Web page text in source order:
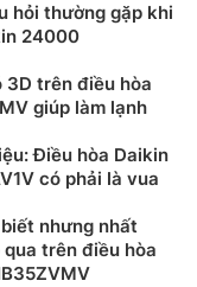
hỏi thường gặp khi
24000
3D trên điều hòa
giúp làm lạnh
Điều hòa Daikin
có phải là vua
nhưng nhất
trên điều hòa